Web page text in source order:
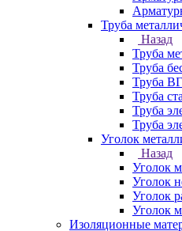
Труба
Назад
Труба
Труба
Труба
Труба
Труба
Труба
Уголок
Назад
Уголок
Уголок
Уголок
Уголок
Изоляционные